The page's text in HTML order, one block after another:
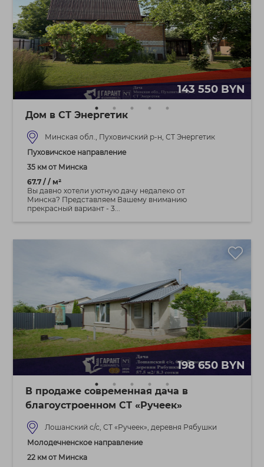
143 550 BYN
Дом в СТ Энергетик
Минская обл., Пуховичский р-н, СТ Энергетик
Пуховичское направление
35 км от Минска
67.7 / / м²
Вы давно хотели уютную дачу недалеко от
Минска? Представляем Вашему вниманию
прекрасный вариант - 3...
198 650 BYN
В продаже современная дача в
благоустроенном СТ «Ручеек»
Лошанский с/с, СТ «Ручеек», деревня Рябушки
Молодечненское направление
22 км от Минска